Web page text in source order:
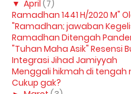
▼ April (7)
Ramadhan 1441 H/2020 M"
"Ramadhan; jawaban
Ramadhan Ditengah
"Tuhan Maha Asik" Resensi
Integrasi Jihad Jamiyyah
Menggali hikmah di tengah
Cukup gak?